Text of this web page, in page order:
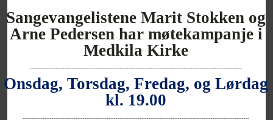
Sangevangelistene Marit Stokken og
Arne Pedersen har møtekampanje i
Medkila Kirke
--------------------------------------------------------------------------------------------------------------------
Onsdag, Torsdag, Fredag, og Lørdag
kl. 19.00
----------------------------------------------------------------------------------------------------------------------------